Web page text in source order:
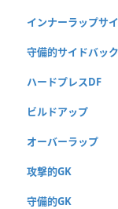
インナーラップサ
守備的サイドバック
ハードプレスDF
ビルドアップ
オーバーラップ
攻撃的GK
守備的GK